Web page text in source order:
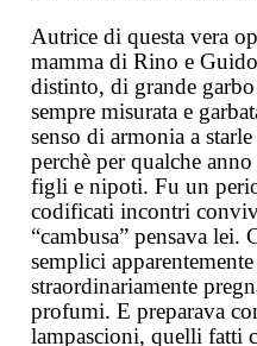
Autrice di questa vera
mamma di Rino e
distinto, di grande
sempre misurata e
senso di armonia a
perchè per qualche
figli e nipoti. Fu un
codificati incontri
“cambusa” pensava lei.
semplici
straordinariamente
profumi. E preparava
lampascioni, quelli fatti